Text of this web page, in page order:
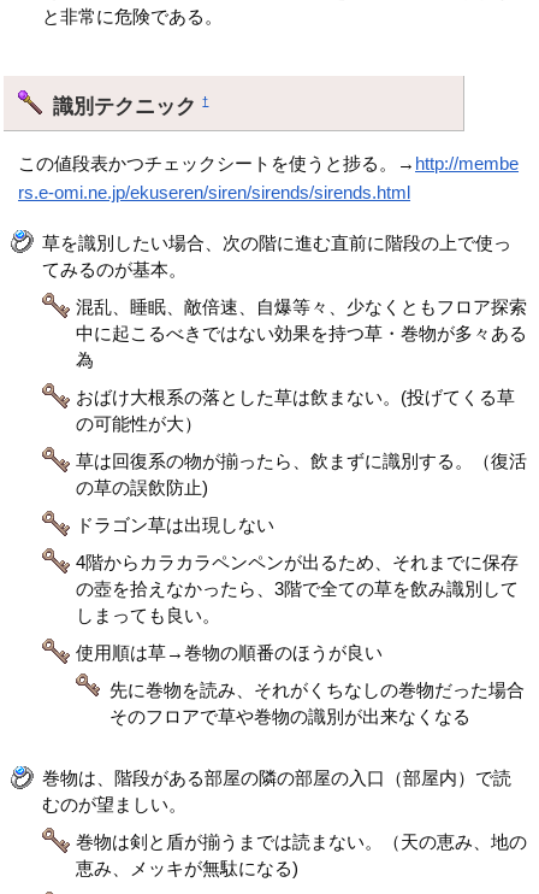
と非常に危険である。
識別テクニック†
この値段表かつチェックシートを使うと捗る。→ http://membe
rs.e-omi.ne.jp/ekuseren/siren/sirends/sirends.html
草を識別したい場合、次の階に進む直前に階段の上で使っ
てみるのが基本。
混乱、睡眠、敵倍速、自爆等々、少なくともフロア探索
中に起こるべきではない効果を持つ草・巻物が多々ある
為
おばけ大根系の落とした草は飲まない。(投げてくる草
の可能性が大）
草は回復系の物が揃ったら、飲まずに識別する。（復活
の草の誤飲防止)
ドラゴン草は出現しない
4階からカラカラペンペンが出るため、それまでに保存
の壺を拾えなかったら、3階で全ての草を飲み識別して
しまっても良い。
使用順は草→巻物の順番のほうが良い
先に巻物を読み、それがくちなしの巻物だった場合
そのフロアで草や巻物の識別が出来なくなる
巻物は、階段がある部屋の隣の部屋の入口（部屋内）で読
むのが望ましい。
巻物は剣と盾が揃うまでは読まない。（天の恵み、地の
恵み、メッキが無駄になる)